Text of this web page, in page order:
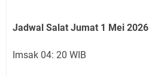
Jadwal Salat Jumat 1 Mei 2026
Imsak 04: 20 WIB